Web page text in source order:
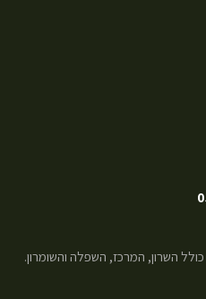
השרון, המרכז, השפלה והשומרון.